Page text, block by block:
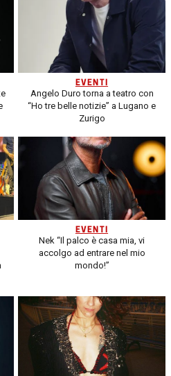
EVENTI
Angelo Duro torna a teatro con
“Ho tre belle notizie” a Lugano e
Zurigo
EVENTI
Nek “Il palco è casa mia, vi
accolgo ad entrare nel mio
mondo!”